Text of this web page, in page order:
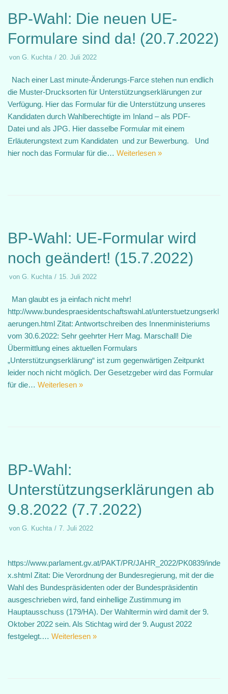
BP-Wahl: Die neuen UE-
Formulare sind da! (20.7.2022)
von G. Kuchta 20. Juli 2022
Nach einer Last minute-Änderungs-Farce stehen nun endlich
die Muster-Drucksorten für Unterstützungserklärungen zur
Verfügung. Hier das Formular für die Unterstützung unseres
Kandidaten durch Wahlberechtigte im Inland – als PDF-
Datei und als JPG. Hier dasselbe Formular mit einem
Erläuterungstext zum Kandidaten und zur Bewerbung. Und
hier noch das Formular für die… Weiterlesen »
BP-Wahl: UE-Formular wird
noch geändert! (15.7.2022)
von G. Kuchta 15. Juli 2022
Man glaubt es ja einfach nicht mehr!
http://www.bundespraesidentschaftswahl.at/unterstuetzungserkl
aerungen.html Zitat: Antwortschreiben des Innenministeriums
vom 30.6.2022: Sehr geehrter Herr Mag. Marschall! Die
Übermittlung eines aktuellen Formulars
„Unterstützungserklärung“ ist zum gegenwärtigen Zeitpunkt
leider noch nicht möglich. Der Gesetzgeber wird das Formular
für die… Weiterlesen »
BP-Wahl:
Unterstützungserklärungen ab
9.8.2022 (7.7.2022)
von G. Kuchta 7. Juli 2022
https://www.parlament.gv.at/PAKT/PR/JAHR_2022/PK0839/inde
x.shtml Zitat: Die Verordnung der Bundesregierung, mit der die
Wahl des Bundespräsidenten oder der Bundespräsidentin
ausgeschrieben wird, fand einhellige Zustimmung im
Hauptausschuss (179/HA). Der Wahltermin wird damit der 9.
Oktober 2022 sein. Als Stichtag wird der 9. August 2022
festgelegt.… Weiterlesen »